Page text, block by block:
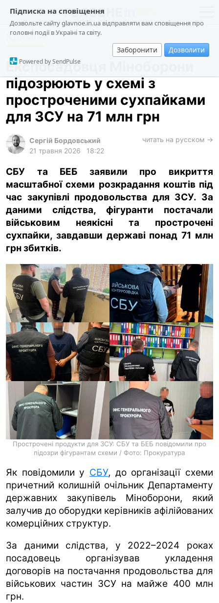
Підписка на сповіщення
Дозвольте сайту glavnoe.in.ua відправляти вам сповіщення про
головні події в Україні та світу.
Заборонити Дозволити
Powered by SendPulse
новини
про проєкт
суспільство
події
кримінал
техно
харків
архів
gambling
ua ru en
Кримінал
Експосадовця Міноборони
підозрюють у схемі з
простроченими сухпайками
для ЗСУ на 71 млн грн
Сергій Бордовський
21 травня 2026
18:22
читать на русском →
СБУ та БЕБ заявили про викриття
масштабної схеми розкрадання коштів під
час закупівлі продовольства для ЗСУ. За
даними слідства, фігуранти постачали
військовим неякісні та прострочені
сухпайки, завдавши державі понад 71 млн
грн збитків.
Прострочені продукти для ЗСУ: СБУ та БЕБ повідомили про
підозри фігурантам схеми / Фото: Прокуратура
Як повідомили у СБУ, до організації схеми
причетний колишній очільник Департаменту
державних закупівель Міноборони, який
залучив до оборудки керівників афілійованих
комерційних структур.
За даними слідства, у 2022–2024 роках
посадовець організував укладення
договорів на постачання продовольства для
військових частин ЗСУ на майже 400 млн
грн.